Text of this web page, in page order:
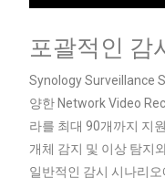
포괄적인 감
Synology Surveillance
양한 Network Video
라를 최대 90개까지 지
개체 감지 및 이상 탐지
일반적인 감시 시나리